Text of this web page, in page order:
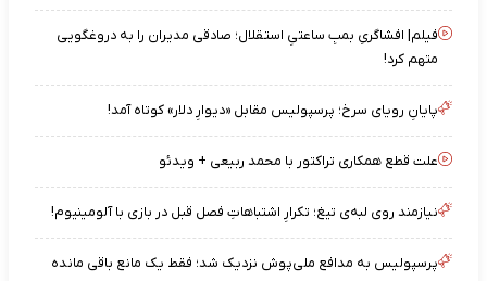
فیلم| افشاگریِ بمبِ ساعتیِ استقلال؛ صادقی مدیران را به دروغگویی
متهم کرد!
پایانِ رویای سرخ؛ پرسپولیس مقابل «دیوارِ دلار» کوتاه آمد!
علت قطع همکاری تراکتور با محمد ربیعی + ویدئو
نیازمند روی لبه‌ی تیغ؛ تکرارِ اشتباهاتِ فصل قبل در بازی با آلومینیوم!
پرسپولیس به مدافع ملی‌پوش نزدیک شد؛ فقط یک مانع باقی مانده